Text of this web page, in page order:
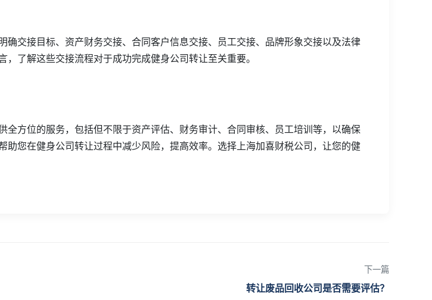
交接目标、资产财务交接、合同客户信息交接、员工交接、品牌形象交接以及法律
了解这些交接流程对于成功完成健身公司转让至关重要。
全方位的服务，包括但不限于资产评估、财务审计、合同审核、员工培训等，以确保
您在健身公司转让过程中减少风险，提高效率。选择上海加喜财税公司，让您的健
下一篇
转让废品回收公司是否需要评估？